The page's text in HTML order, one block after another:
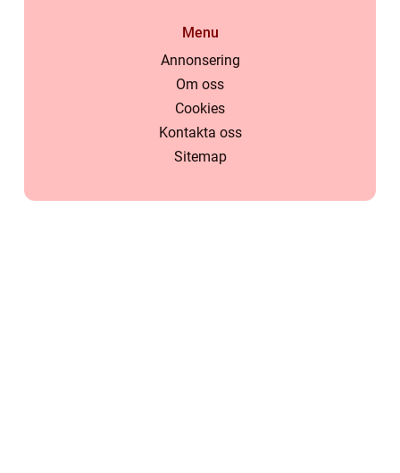
Menu
Annonsering
Om oss
Cookies
Kontakta oss
Sitemap